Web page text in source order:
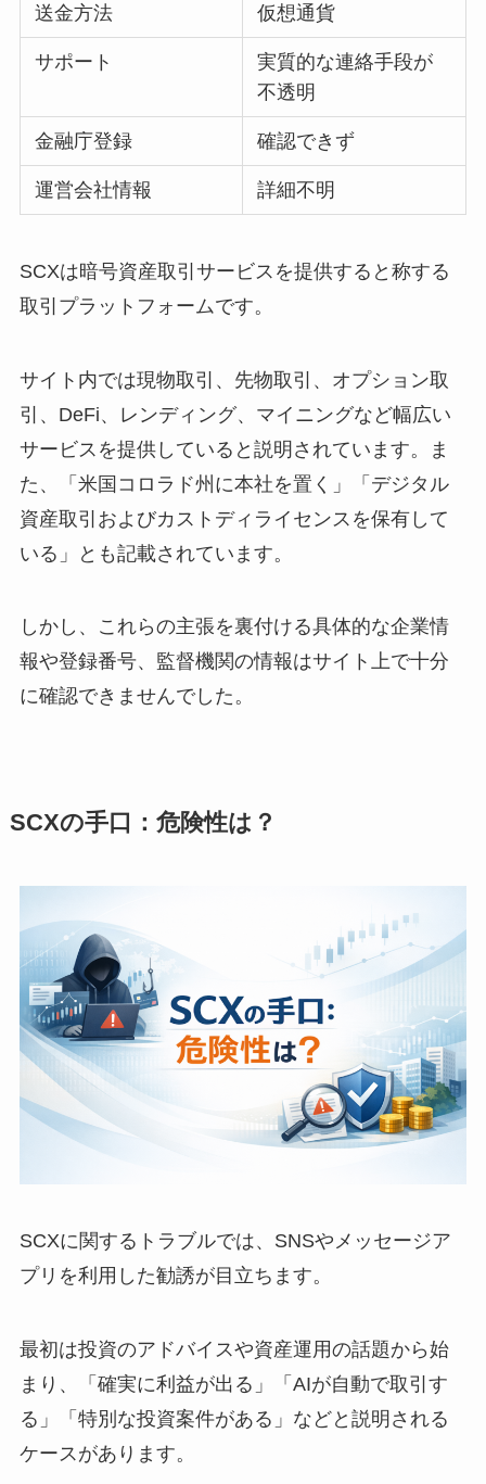
送金方法 仮想通貨
サポート
実質的な連絡手段が
不透明
金融庁登録 確認できず
運営会社情報 詳細不明
SCXは暗号資産取引サービスを提供すると称する
取引プラットフォームです。
サイト内では現物取引、先物取引、オプション取
引、DeFi、レンディング、マイニングなど幅広い
サービスを提供していると説明されています。ま
た、「米国コロラド州に本社を置く」「デジタル
資産取引およびカストディライセンスを保有して
いる」とも記載されています。
しかし、これらの主張を裏付ける具体的な企業情
報や登録番号、監督機関の情報はサイト上で十分
に確認できませんでした。
SCXの手口：危険性は？
SCXに関するトラブルでは、SNSやメッセージア
プリを利用した勧誘が目立ちます。
最初は投資のアドバイスや資産運用の話題から始
まり、「確実に利益が出る」「AIが自動で取引す
る」「特別な投資案件がある」などと説明される
ケースがあります。